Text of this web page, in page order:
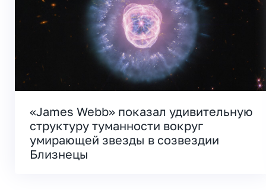
«James Webb» показал удивительную
структуру туманности вокруг
умирающей звезды в созвездии
Близнецы